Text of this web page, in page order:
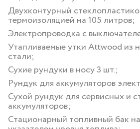
Двухконтурный
термоизоляцией на 105 литров;
Электропроводка с
Утапливаемые утки Attwood из
стали;
Сухие рундуки в носу 3 шт.;
Рундук для аккумуляторов
Сухой рундук для сервисных и
аккумуляторов;
Стационарный топливный бак